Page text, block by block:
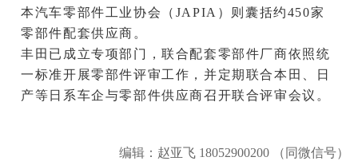
本汽车零部件工业协会（JAPIA）则囊括约450家
零部件配套供应商。
丰田已成立专项部门，联合配套零部件厂商依照统
一标准开展零部件评审工作，并定期联合本田、日
产等日系车企与零部件供应商召开联合评审会议。
编辑：赵亚飞 18052900200 （同微信号）